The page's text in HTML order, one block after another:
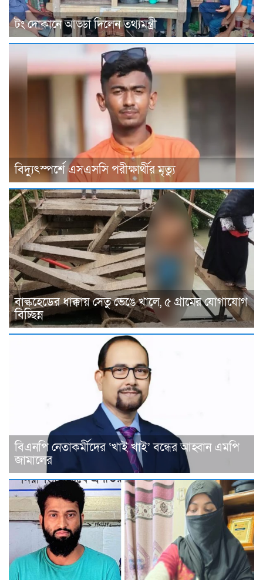
টং দোকানে আড্ডা দিলেন তথ্যমন্ত্রী
বিদ্যুৎস্পর্শে এসএসসি পরীক্ষার্থীর মৃত্যু
বাল্কহেডের ধাক্কায় সেতু ভেঙে খালে, ৫ গ্রামের যোগাযোগ
বিচ্ছিন্ন
বিএনপি নেতাকর্মীদের ‘খাই খাই’ বন্ধের আহ্বান এমপি
জামালের